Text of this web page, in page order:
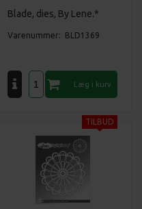
Blade, dies, By Lene.*
Varenummer: BLD1369